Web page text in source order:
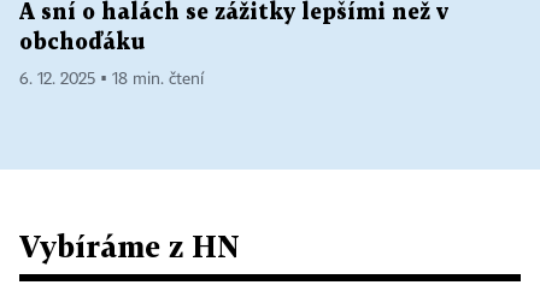
A sní o halách se zážitky lepšími než v
obchoďáku
6. 12. 2025 ▪ 18 min. čtení
Vybíráme z HN